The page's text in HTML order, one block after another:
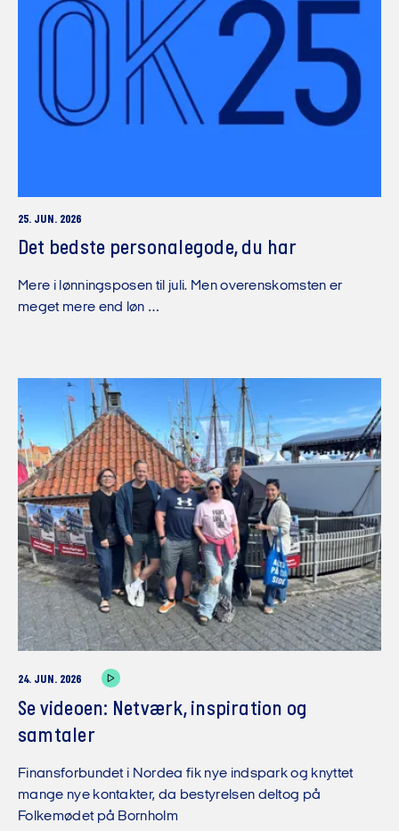
25. JUN. 2026
Det bedste personalegode, du har
Mere i lønningsposen til juli. Men overenskomsten er
meget mere end løn …
24. JUN. 2026
Se videoen: Netværk, inspiration og
samtaler
Finansforbundet i Nordea fik nye indspark og knyttet
mange nye kontakter, da bestyrelsen deltog på
Folkemødet på Bornholm